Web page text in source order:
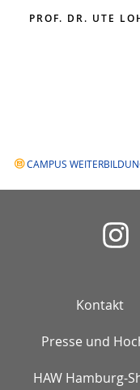
PROF. DR. UTE
CAMPUS
Kontakt
Presse und
HAW Hamburg-